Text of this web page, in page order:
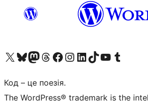
Visit our X (formerly Twitter) account
Visit our Bluesky account
Завітайте до нашої стрічки в Mastodon
Visit our Threads account
Завітайте на нашу сторінку в Facebook
Visit our Instagram account
Visit our LinkedIn account
Visit our TikTok account
Visit our YouTube channel
Visit our Tumblr
Код – це поезія.
The WordPress® trademark is the